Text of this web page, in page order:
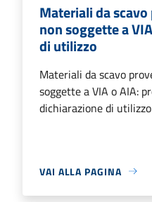
Materiali da
non soggette a
di utilizzo
Materiali da scavo
soggette a VIA o AIA:
dichiarazione di utilizzo
VAI ALLA PAGINA